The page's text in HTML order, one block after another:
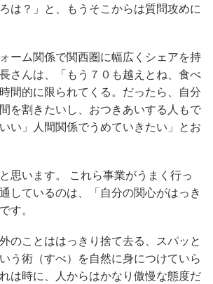
は？」と、もうそこからは質問攻めに
ーム関係で関西圏に幅広くシェアを持
さんは、「もう７０も越えとね、食べ
間的に限られてくる。だったら、自分
を割きたいし、おつきあいする人もで
い」人間関係でうめていきたい」とお
思います。 これら事業がうまく行っ
しているのは、「自分の関心がはっき
す。
のことははっきり捨て去る、スパッと
う術（すべ）を自然に身につけていら
は時に、人からはかなり傲慢な態度だ